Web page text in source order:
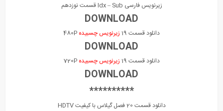
زیرنویس فارسی Idx – Sub قسمت نوزدهم
DOWNLOAD
دانلود قسمت 19 زیرنویس چسبیده
DOWNLOAD
دانلود قسمت 19 زیرنویس چسبیده 720P
DOWNLOAD
**********
دانلود قسمت 20 فصل گیلاس با کیفیت HDTV